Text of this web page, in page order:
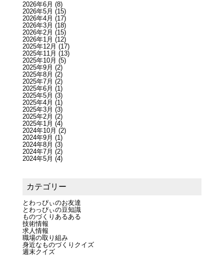
2026年6月 (8)
2026年5月 (15)
2026年4月 (17)
2026年3月 (18)
2026年2月 (15)
2026年1月 (12)
2025年12月 (17)
2025年11月 (13)
2025年10月 (5)
2025年9月 (2)
2025年8月 (2)
2025年7月 (2)
2025年6月 (1)
2025年5月 (3)
2025年4月 (1)
2025年3月 (3)
2025年2月 (2)
2025年1月 (4)
2024年10月 (2)
2024年9月 (1)
2024年8月 (3)
2024年7月 (2)
2024年5月 (4)
カテゴリー
とわっぴぃのお友達
とわっぴぃの豆知識
ものづくりあるある
技術情報
求人情報
職場の取り組み
身近なものづくりクイズ
週末クイズ